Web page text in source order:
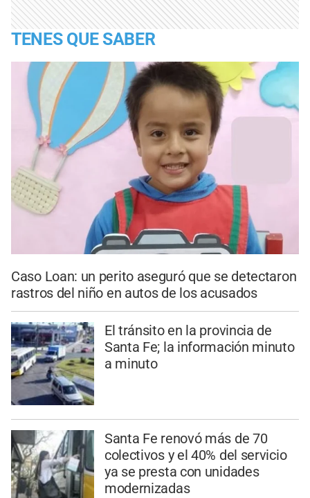
TENES QUE SABER
Caso Loan: un perito aseguró que se detectaron
rastros del niño en autos de los acusados
El tránsito en la provincia de
Santa Fe; la información minuto
a minuto
Santa Fe renovó más de 70
colectivos y el 40% del servicio
ya se presta con unidades
modernizadas